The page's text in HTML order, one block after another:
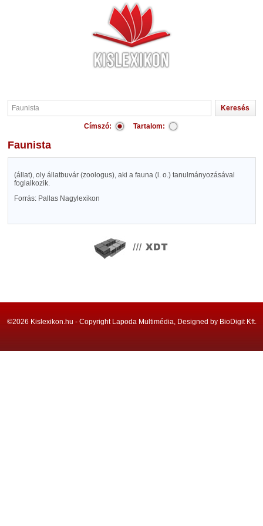
Címszó: Tartalom:
Faunista
(állat), oly állatbuvár (zoologus), aki a fauna (l. o.) tanulmányozásával
foglalkozik.
Forrás: Pallas Nagylexikon
©2026 Kislexikon.hu - Copyright Lapoda Multimédia, Designed by BioDigit Kft.